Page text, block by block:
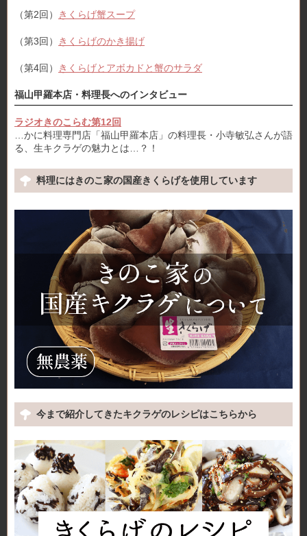
（第2回） きくらげ蟹スープ
（第3回） きくらげのかき揚げ
（第4回） きくらげとアボカドと蟹のサラダ
福山甲羅本店・料理長へのインタビュー
ラジオきのこらむ第12回
…かに料理専門店「福山甲羅本店」の料理長・小寺敏弘さんが語
る、生キクラゲの魅力とは…？！
料理にはきのこ家の国産きくらげを使用しています
今まで紹介してきたキクラゲのレシピはこちらから